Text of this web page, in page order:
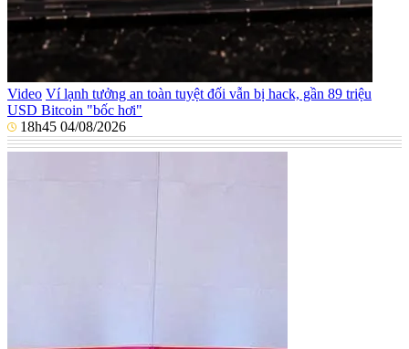
Video Ví lạnh tưởng an toàn tuyệt đối vẫn bị hack, gần 89 triệu
USD Bitcoin "bốc hơi"
18h45 04/08/2026